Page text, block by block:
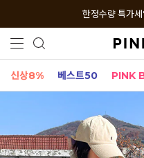
한정수량 특가세
신상8% 베스트50 PINK